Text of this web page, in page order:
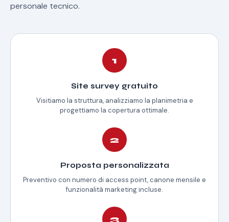
personale tecnico.
1
Site survey gratuito
Visitiamo la struttura, analizziamo la planimetria e
progettiamo la copertura ottimale.
2
Proposta personalizzata
Preventivo con numero di access point, canone mensile e
funzionalità marketing incluse.
3